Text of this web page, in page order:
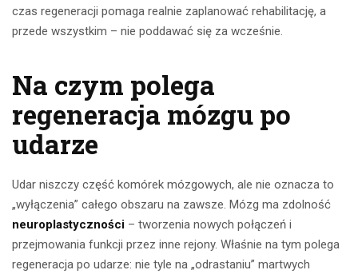
czas regeneracji pomaga realnie zaplanować rehabilitację, a
przede wszystkim – nie poddawać się za wcześnie.
Na czym polega
regeneracja mózgu po
udarze
Udar niszczy część komórek mózgowych, ale nie oznacza to
„wyłączenia” całego obszaru na zawsze. Mózg ma zdolność
neuroplastyczności – tworzenia nowych połączeń i
przejmowania funkcji przez inne rejony. Właśnie na tym polega
regeneracja po udarze: nie tyle na „odrastaniu” martwych